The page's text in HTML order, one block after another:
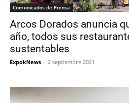
Comunicados de Prensa
Arcos Dorados anuncia
año, todos sus
sustentables
ExpokNews - 2 septiembre 2021